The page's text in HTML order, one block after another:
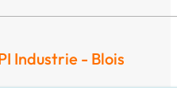
Industrie - Blois